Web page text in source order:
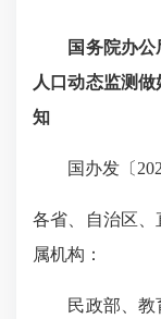
国务院办
人口动态监测做
知
国办发〔
各省、自治区
属机构：
民政部、教育